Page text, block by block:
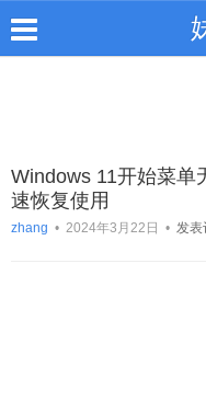
Windows 11开始菜单
速恢复使用
zhang • 2024年3月22日 • 发表